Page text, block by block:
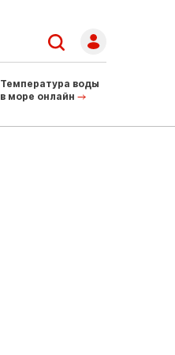
Температура воды
в море онлайн